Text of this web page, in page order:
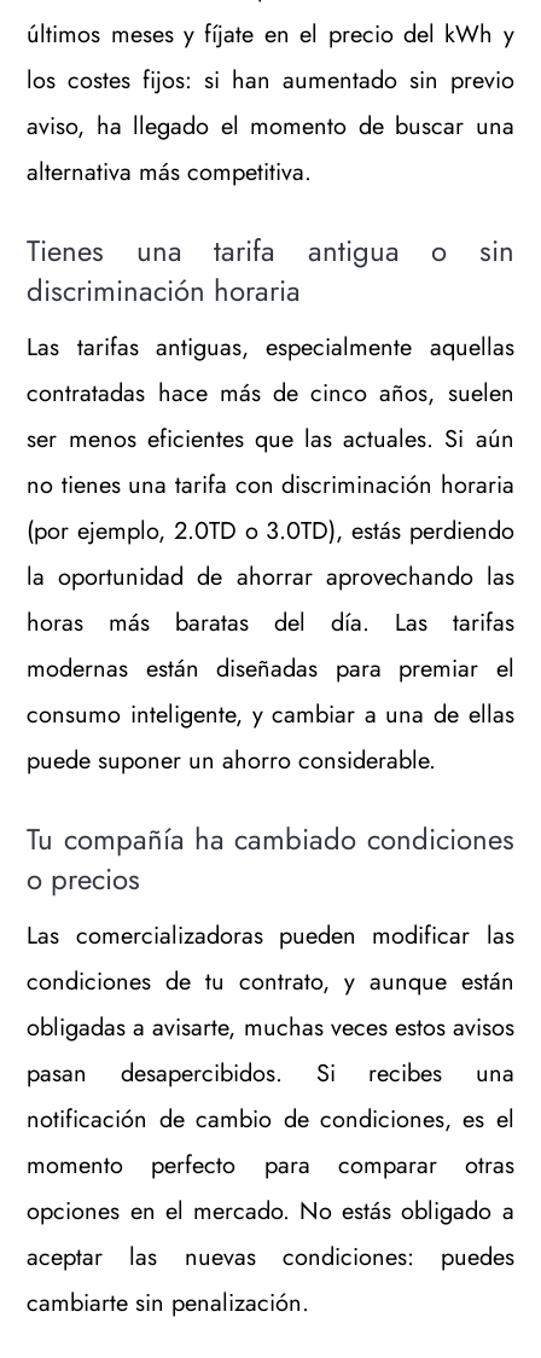
últimos meses y fíjate en el precio del kWh y
los costes fijos: si han aumentado sin previo
aviso, ha llegado el momento de buscar una
alternativa más competitiva.
Tienes una tarifa antigua o sin
discriminación horaria
Las tarifas antiguas, especialmente aquellas
contratadas hace más de cinco años, suelen
ser menos eficientes que las actuales. Si aún
no tienes una tarifa con discriminación horaria
(por ejemplo, 2.0TD o 3.0TD), estás perdiendo
la oportunidad de ahorrar aprovechando las
horas más baratas del día. Las tarifas
modernas están diseñadas para premiar el
consumo inteligente, y cambiar a una de ellas
puede suponer un ahorro considerable.
Tu compañía ha cambiado condiciones
o precios
Las comercializadoras pueden modificar las
condiciones de tu contrato, y aunque están
obligadas a avisarte, muchas veces estos avisos
pasan desapercibidos. Si recibes una
notificación de cambio de condiciones, es el
momento perfecto para comparar otras
opciones en el mercado. No estás obligado a
aceptar las nuevas condiciones: puedes
cambiarte sin penalización.